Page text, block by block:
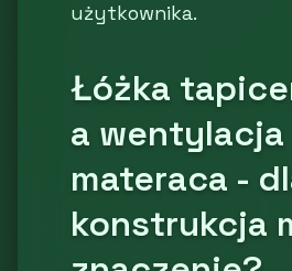
użytkownika.
Łóżka
a wentylacja
materaca -
konstrukcja